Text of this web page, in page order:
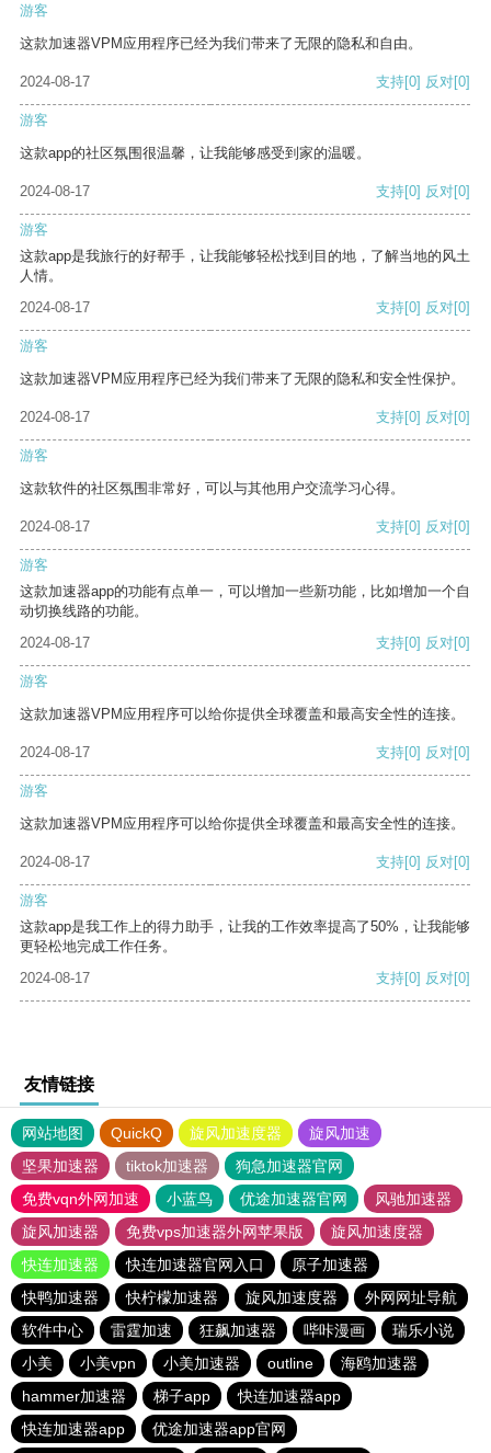
游客
这款加速器VPM应用程序已经为我们带来了无限的隐私和自由。
2024-08-17 支持[0] 反对[0]
游客
这款app的社区氛围很温馨，让我能够感受到家的温暖。
2024-08-17 支持[0] 反对[0]
游客
这款app是我旅行的好帮手，让我能够轻松找到目的地，了解当地的风土
人情。
2024-08-17
支持[0] 反对[0]
游客
这款加速器VPM应用程序已经为我们带来了无限的隐私和安全性保护。
2024-08-17 支持[0] 反对[0]
游客
这款软件的社区氛围非常好，可以与其他用户交流学习心得。
2024-08-17 支持[0] 反对[0]
游客
这款加速器app的功能有点单一，可以增加一些新功能，比如增加一个自
动切换线路的功能。
2024-08-17
支持[0] 反对[0]
游客
这款加速器VPM应用程序可以给你提供全球覆盖和最高安全性的连接。
2024-08-17 支持[0] 反对[0]
游客
这款加速器VPM应用程序可以给你提供全球覆盖和最高安全性的连接。
2024-08-17 支持[0] 反对[0]
游客
这款app是我工作上的得力助手，让我的工作效率提高了50%，让我能够
更轻松地完成工作任务。
2024-08-17
支持[0] 反对[0]
友情链接
网站地图 QuickQ 旋风加速度器
旋风加速
坚果加速器
tiktok加速器
狗急加速器官网
免费vqn外网加速
小蓝鸟 优途加速器官网
风驰加速器
旋风加速器
免费vps加速器外网苹果版
旋风加速度器
快连加速器
快连加速器官网入口
原子加速器
快鸭加速器
快柠檬加速器 旋风加速度器
外网网址导航
软件中心
雷霆加速 狂飙加速器 哔咔漫画
瑞乐小说
小美
小美vpn 小美加速器 outline
海鸥加速器
hammer加速器
梯子app
快连加速器app
快连加速器app
优途加速器app官网